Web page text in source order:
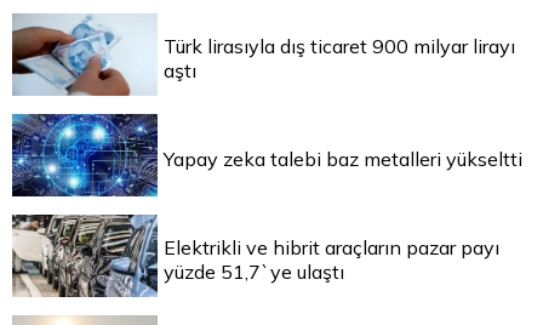
Türk lirasıyla dış ticaret 900 milyar lirayı
aştı
Yapay zeka talebi baz metalleri yükseltti
Elektrikli ve hibrit araçların pazar payı
yüzde 51,7`ye ulaştı